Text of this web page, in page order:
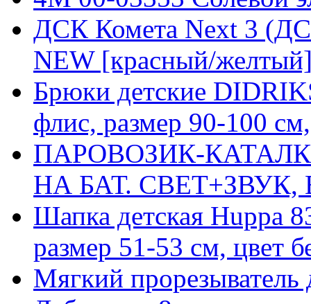
ДСК Комета Next 3
NEW [красный/
Брюки детские
флис, размер 90-100
ПАРОВОЗИК-
НА БАТ. СВЕТ+ЗВУК,
Шапка детская Huppa
размер 51-53 см, цвет
Мягкий прорезыватель